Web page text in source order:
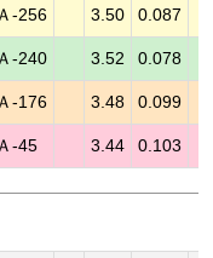
Ａ-256 3.50 0.087
Ａ-240 3.52 0.078
Ａ-176 3.48 0.099
Ａ-45 3.44 0.103